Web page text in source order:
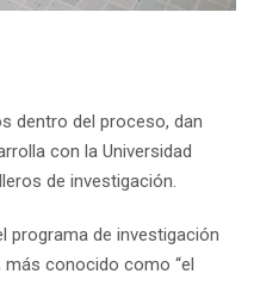
dentro del proceso, dan
con la Universidad
de investigación.
programa de investigación
conocido como “el